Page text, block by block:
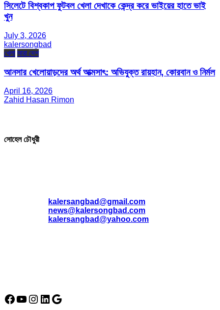
সিলেটে বিশ্বকাপ ফুটবল খেলা দেখাকে কেন্দ্র করে ভাইয়ের হাতে ভাই
খুন
July 3, 2026
kalersongbad
খেলা সারা দেশ
আনসার খেলোয়াড়দের অর্থ আত্মসাৎ: অভিযুক্ত রায়হান, কোরবান ও নির্মল
April 16, 2026
Zahid Hasan Rimon
সোহেল চৌধুরী
kalersangbad@gmail.com
news@kalersongbad.com
kalersangbad@yahoo.com
Facebook
YouTube
Instagram
LinkedIn
Google